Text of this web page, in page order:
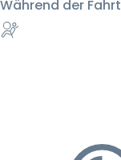
Während der Fahrt